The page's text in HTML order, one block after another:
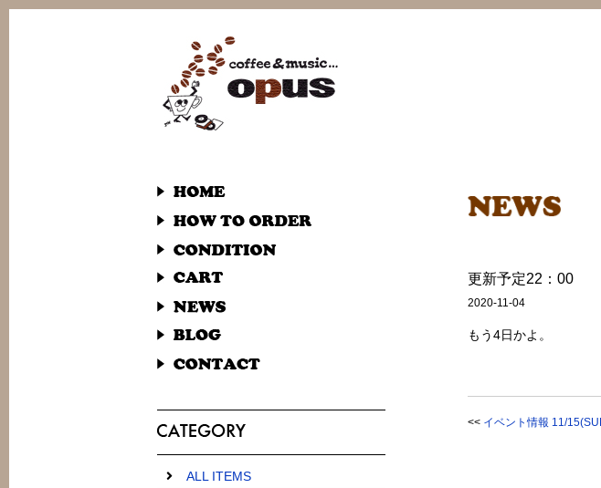
ALL ITEMS
更新予定22：00
2020-11-04
もう4日かよ。
<< イベント情報 11/